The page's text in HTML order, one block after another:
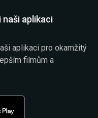
naši aplikaci
aplikaci pro okamžitý
filmům a